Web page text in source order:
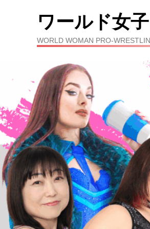
ワールド女
WORLD WOMAN PRO-